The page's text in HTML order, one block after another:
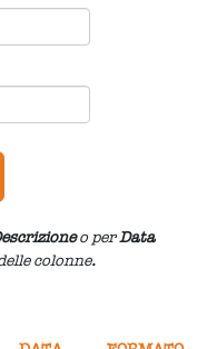
o perData
colonne.